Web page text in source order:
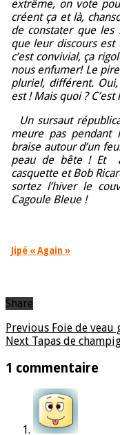
extrême, on vote
créent ça et là,
de constater que les
que leur discours est
c’est convivial, ça
nous enfumer! Le
pluriel, différent.
est ! Mais quoi ?
Un sursaut
meure pas pendant
braise autour d’un
peau de bête ! Et
casquette et Bob
sortez l’hiver le
Cagoule Bleue !
Jipé « Again »
Share
Previous Foie de veau
Next Tapas de
1 commentaire